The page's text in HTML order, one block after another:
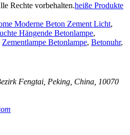
Rechte vorbehalten.heiße Produkte
Moderne Beton Zement Licht,
Hängende Betonlampe,
Zementlampe Betonlampe, Betonuhr,
Fengtai, Peking, China, 10070